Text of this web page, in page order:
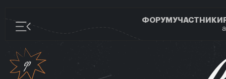
ФОРУМУЧАСТНИКИ